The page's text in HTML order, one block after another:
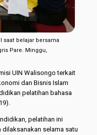
saat belajar bersama
Pare. Minggu,
UIN Walisongo terkait
dan Bisnis Islam
pelatihan bahasa
pelatihan ini
selama satu